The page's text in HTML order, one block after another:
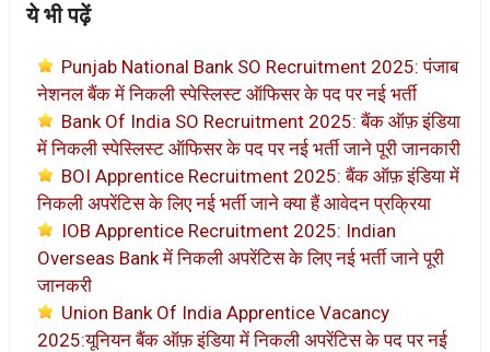
ये भी पढ़ें
Punjab National Bank SO Recruitment 2025: पंजाब
नेशनल बैंक में निकली स्पेस्लिस्ट ऑफिसर के पद पर नई भर्ती
Bank Of India SO Recruitment 2025: बैंक ऑफ़ इंडिया
में निकली स्पेस्लिस्ट ऑफिसर के पद पर नई भर्ती जाने पूरी जानकारी
BOI Apprentice Recruitment 2025: बैंक ऑफ़ इंडिया में
निकली अपरेंटिस के लिए नई भर्ती जाने क्या हैं आवेदन प्रक्रिया
IOB Apprentice Recruitment 2025: Indian
Overseas Bank में निकली अपरेंटिस के लिए नई भर्ती जाने पूरी
जानकरी
Union Bank Of India Apprentice Vacancy
2025:यूनियन बैंक ऑफ़ इंडिया में निकली अपरेंटिस के पद पर नई